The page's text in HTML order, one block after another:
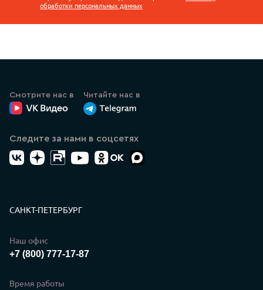
обработки персональных данных
Смотрите нас в
ВК Видео
Читайте нас в
Канал Лазеркат в Телеграмме
Следите за нами в соцсетях
ВК ДзенRuTubeYouTubeОдноклассники
Max
Контакты
САНКТ-ПЕТЕРБУРГ
Наш офис
+7 (800) 777-17-87
Время работы